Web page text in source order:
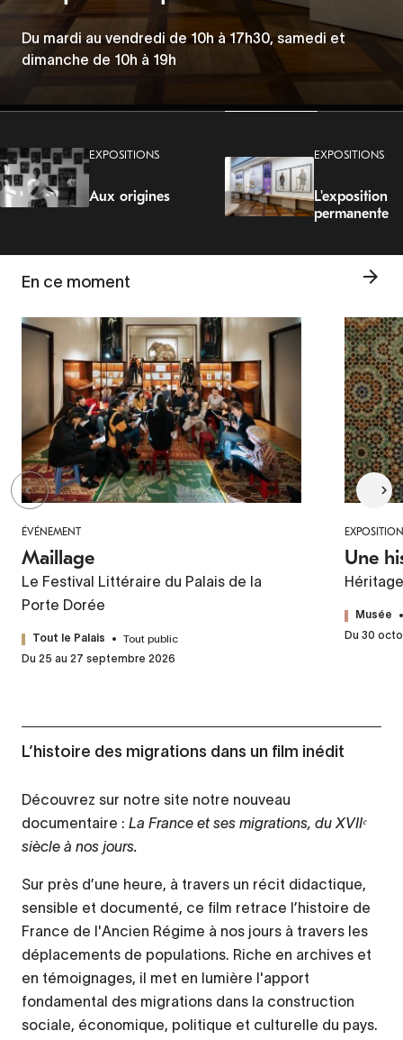
les discriminations
Du 5 juin au 23 août 2026
Du mardi au vendredi de 10h à 17h30, samedi et
dimanche de 10h à 19h
Les Mercredis de la Porte Dorée
Tous les mercredis à 19h.
EXPOSITIONS
Aux origines
EXPOSITIONS
L'exposition
permanente
En ce moment
ÉVÉNEMENT
Maillage
Le Festival Littéraire du Palais de la
Porte Dorée
Tout le Palais
Tout public
Du 25 au 27 septembre 2026
Une
Musée
Du 30
L’histoire des migrations dans un film inédit
Découvrez sur notre site notre nouveau
documentaire : La France et ses migrations, du XVIIᵉ
siècle à nos jours.
Sur près d’une heure, à travers un récit didactique,
sensible et documenté, ce film retrace l’histoire de
France de l'Ancien Régime à nos jours à travers les
déplacements de populations. Riche en archives et
en témoignages, il met en lumière l'apport
fondamental des migrations dans la construction
sociale, économique, politique et culturelle du pays.